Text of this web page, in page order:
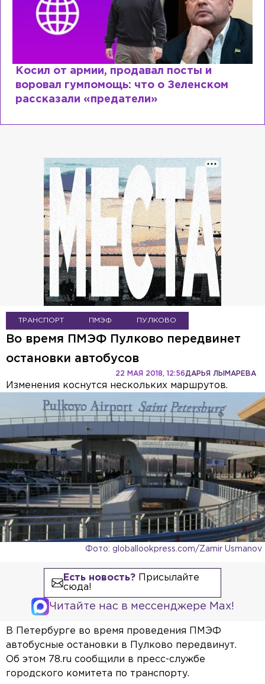
Рыдает из-за мужа, но опять флиртует с
Лазаревым: как Лера Кудрявцева
сходит с ума
ТРАНСПОРТ ПМЭФ ПУЛКОВО
Во время ПМЭФ Пулково передвинет
остановки автобусов
ДАРЬЯ ЛЫМАРЕВА
22 МАЯ 2018, 12:56
Изменения коснутся нескольких маршрутов.
Фото: globallookpress.com/Zamir Usmanov
Есть новость?Присылайте
сюда!
Читайте нас в мессенджере Max!
В Петербурге во время проведения ПМЭФ
автобусные остановки в Пулково передвинут.
Об этом 78.ru сообщили в пресс-службе
городского комитета по транспорту.